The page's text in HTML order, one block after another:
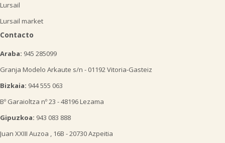
Lursail
Lursail market
Contacto
Araba: 945 285099
Granja Modelo Arkaute s/n - 01192 Vitoria-Gasteiz
Bizkaia: 944 555 063
Bº Garaioltza nº 23 - 48196 Lezama
Gipuzkoa: 943 083 888
Juan XXIII Auzoa , 16B - 20730 Azpeitia